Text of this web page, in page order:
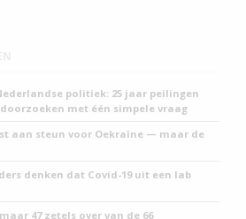
politiek: 25 jaar peilingen
met één simpele vraag
aan steun voor Oekraïne — maar de
denken dat Covid-19 uit een lab
47 zetels over van de 66